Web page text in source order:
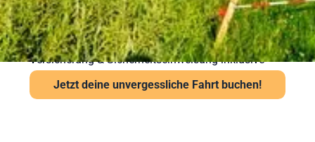
Kein besonderes Schuhwerk erforderlich, aber
festes empfohlen
Auch bei leichter Höhenangst problemlos möglich
Versicherung & Sicherheitseinweisung inklusive
Jetzt deine unvergessliche Fahrt buchen!